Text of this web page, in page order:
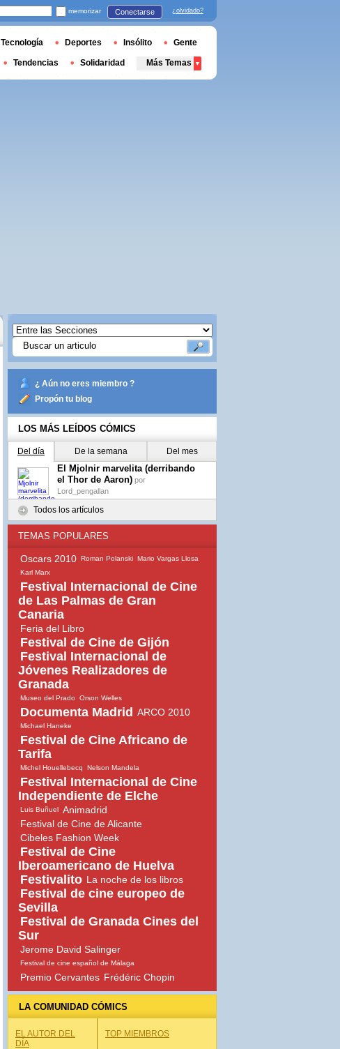
¿ Aún no eres miembro ?
Propón tu blog
LOS MÁS LEÍDOS CÓMICS
Del día De la semana Del mes
El Mjolnir marvelita (derribando
el Thor de Aaron) por
Lord_pengallan
Todos los artículos
TEMAS POPULARES
Oscars 2010 Roman Polanski Mario Vargas Llosa
Karl Marx
Festival Internacional de Cine
de Las Palmas de Gran
Canaria
Feria del Libro
Festival de Cine de Gijón
Festival Internacional de
Jóvenes Realizadores de
Granada
Museo del Prado Orson Welles
Documenta Madrid ARCO 2010
Michael Haneke
Festival de Cine Africano de
Tarifa
Michel Houellebecq Nelson Mandela
Festival Internacional de Cine
Independiente de Elche
Luis Buñuel Animadrid
Festival de Cine de Alicante
Cibeles Fashion Week
Festival de Cine
Iberoamericano de Huelva
Festivalito La noche de los libros
Festival de cine europeo de
Sevilla
Festival de Granada Cines del
Sur
Jerome David Salinger
Festival de cine español de Málaga
Premio Cervantes Frédéric Chopin
LA COMUNIDAD CÓMICS
EL AUTOR DEL
DÍA
TOP MIEMBROS
memorizar Conectarse ¿olvidado?
Tecnología Deportes Insólito Gente
Tendencias Solidaridad Más Temas